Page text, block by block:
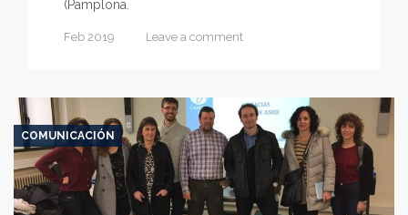
(Pamplona.
Feb 2019 Leave a comment
COMUNICACIÓN